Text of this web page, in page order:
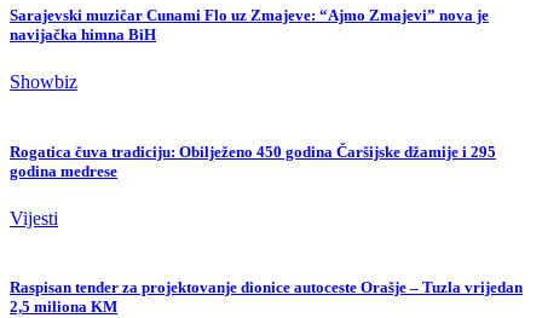
Sarajevski muzičar Cunami Flo uz Zmajeve: “Ajmo Zmajevi” nova je
navijačka himna BiH
Showbiz
Rogatica čuva tradiciju: Obilježeno 450 godina Čaršijske džamije i 295
godina medrese
Vijesti
Raspisan tender za projektovanje dionice autoceste Orašje – Tuzla vrijedan
2,5 miliona KM